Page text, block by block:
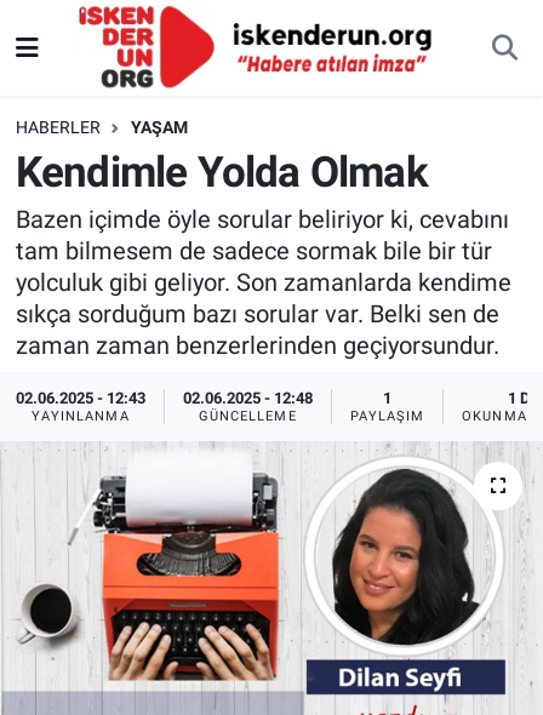
HABERLER YAŞAM
Kendimle Yolda Olmak
Bazen içimde öyle sorular beliriyor ki, cevabını
tam bilmesem de sadece sormak bile bir tür
yolculuk gibi geliyor. Son zamanlarda kendime
sıkça sorduğum bazı sorular var. Belki sen de
zaman zaman benzerlerinden geçiyorsundur.
02.06.2025 - 12:43
YAYINLANMA
02.06.2025 - 12:48
GÜNCELLEME
1
PAYLAŞIM
1 DK
OKUNMA